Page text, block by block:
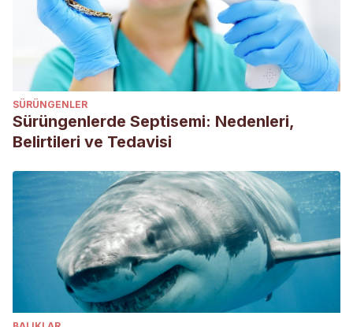
SÜRÜNGENLER
Sürüngenlerde Septisemi: Nedenleri,
Belirtileri ve Tedavisi